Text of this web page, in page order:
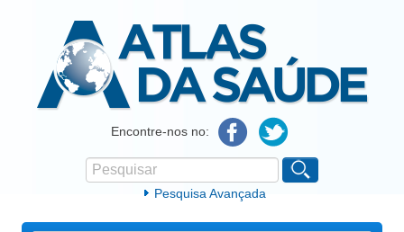
Atlas da SaúdeEncontre-nos no:
Formulário de procura
Pesquisar
Pesquisa Avançada